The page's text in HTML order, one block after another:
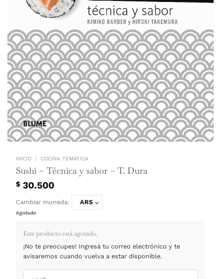
INICIO / COCINA TEMÁTICA
Sushi – Técnica y sabor – T. Dura